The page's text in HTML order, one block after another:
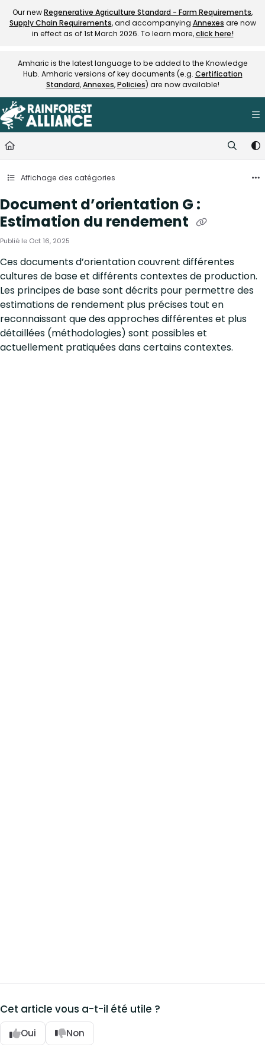
Documentation Index
Fetch the complete documentation index at:https://
Our newRegenerative Agriculture Standard - Farm Requirements,
Supply Chain Requirements, and accompanying Annexes are now
in effect as of 1st March 2026. To learn more,click here!
Amharic is the latest language to be added to the Knowledge
Hub. Amharic versions of key documents (e.g. Certification
Standard,Annexes,Policies) are now available!
Affichage des catégories
Document d’orientation G :
Estimation du rendement
Publié le Oct 16, 2025
Ces documents d’orientation couvrent différentes
cultures de base et différents contextes de production.
Les principes de base sont décrits pour permettre des
estimations de rendement plus précises tout en
reconnaissant que des approches différentes et plus
détaillées (méthodologies) sont possibles et
actuellement pratiquées dans certains contextes.
Cet article vous a-t-il été utile ?
Oui Non